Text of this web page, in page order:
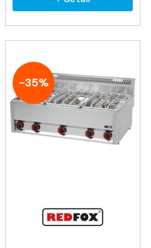
-35%